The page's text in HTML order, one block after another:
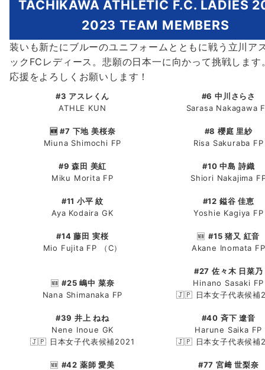
TACHIKAWA ATHLETIC F.C. LADIES
2023 TEAM MEMBERS
装いも新たにブルーのユニフォームとともに戦う立川ア
ックFCレディース。悲願の日本一に向かって挑戦します
応援をよろしくお願いします！
#3 アスレくん
ATHLE KUN
#6 中川さらさ
Sarasa Nakagawa
🆕 #7 下地 美桜奈
Miuna Shimochi FP
#8 櫻庭 里紗
Risa Sakuraba FP
#9 森田 美紅
Miku Morita FP
#10 中島 詩織
Shiori Nakajima
#11 小平 紋
Aya Kodaira GK
#12 鎰谷 佳恵
Yoshie Kagiya FP
#14 藤田 実桜
Mio Fujita FP （C）
🆕 #15 猪又 紅音
Akane Inomata FP
🆕#25 嶋中 菜奈
Nana Shimanaka FP
#27 佐々木 日菜乃
Hinano Sasaki FP
🇯🇵 日本女子代表候補
#39 井上 ねね
Nene Inoue GK
🇯🇵 日本女子代表候補2021
#40 斉下 遼音
Harune Saika FP
🇯🇵 日本女子代表候補
🆕 #42 薬師 愛美
#77 宮﨑 世梨奈